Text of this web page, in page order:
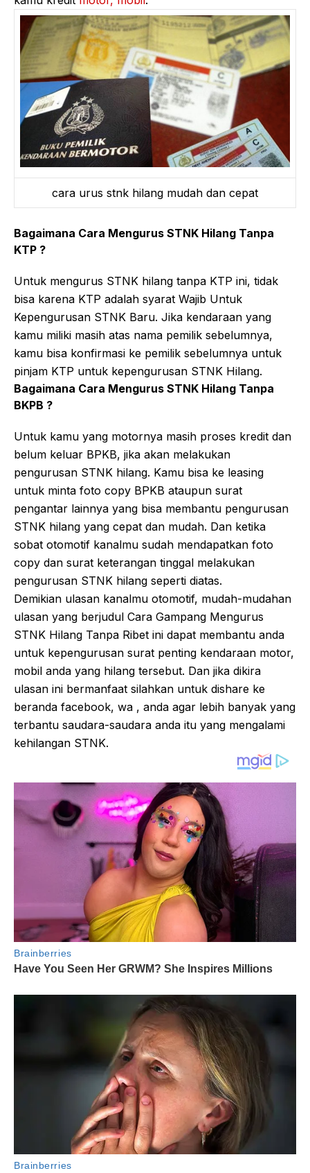
cara urus stnk hilang mudah dan cepat
Bagaimana Cara Mengurus STNK Hilang Tanpa
KTP ?
Untuk mengurus STNK hilang tanpa KTP ini, tidak
bisa karena KTP adalah syarat Wajib Untuk
Kepengurusan STNK Baru. Jika kendaraan yang
kamu miliki masih atas nama pemilik sebelumnya,
kamu bisa konfirmasi ke pemilik sebelumnya untuk
pinjam KTP untuk kepengurusan STNK Hilang.
Bagaimana Cara Mengurus STNK Hilang Tanpa
BKPB ?
Untuk kamu yang motornya masih proses kredit dan
belum keluar BPKB, jika akan melakukan
pengurusan STNK hilang. Kamu bisa ke leasing
untuk minta foto copy BPKB ataupun surat
pengantar lainnya yang bisa membantu pengurusan
STNK hilang yang cepat dan mudah. Dan ketika
sobat otomotif kanalmu sudah mendapatkan foto
copy dan surat keterangan tinggal melakukan
pengurusan STNK hilang seperti diatas.
Demikian ulasan kanalmu otomotif, mudah-mudahan
ulasan yang berjudul Cara Gampang Mengurus
STNK Hilang Tanpa Ribet ini dapat membantu anda
untuk kepengurusan surat penting kendaraan motor,
mobil anda yang hilang tersebut. Dan jika dikira
ulasan ini bermanfaat silahkan untuk dishare ke
beranda facebook, wa , anda agar lebih banyak yang
terbantu saudara-saudara anda itu yang mengalami
kehilangan STNK.